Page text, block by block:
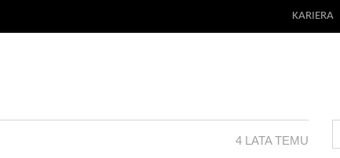
KARIERA
4 LATA TEMU